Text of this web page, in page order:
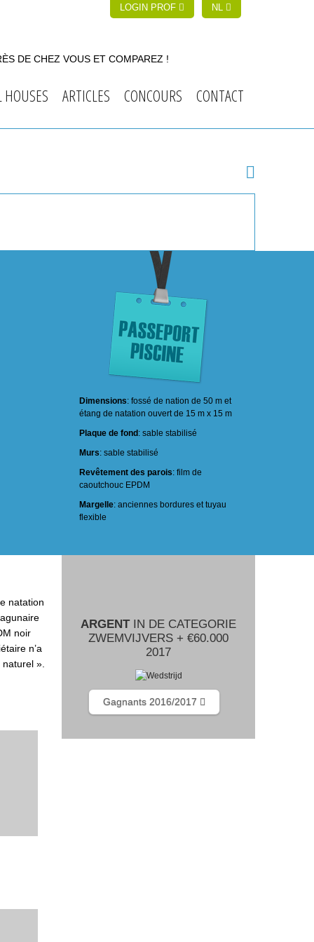
LOGIN PROF NL
DE CHEZ VOUS ET COMPAREZ !
HOUSES ARTICLES CONCOURS CONTACT
Dimensions: fossé de nation de 50 m et
étang de natation ouvert de 15 m x 15 m
Plaque de fond : sable stabilisé
Murs: sable stabilisé
Revêtement des parois: film de
caoutchouc EPDM
Margelle: anciennes bordures et tuyau
flexible
natation
noir
n’a
».
ARGENTIN DE CATEGORIE
ZWEMVIJVERS + €60.000
2017
Gagnants 2016/2017